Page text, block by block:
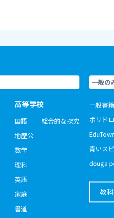
高等学校
国語
地歴公
数学
理科
英語
家庭
書道
総合的な探究
一般の
一般書籍
ポリド
EduTown
青いス
douga
教